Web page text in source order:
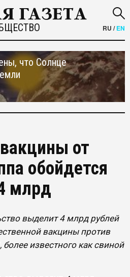
RU /EN
что Солнце
от
обойдется
млрд
выделит 4 млрд рублей
вакцины против
известного как свиной